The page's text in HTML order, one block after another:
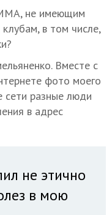
не имеющим
в том числе,
Вместе с
фото моего
сети разные люди
в адрес
не этично
в мою